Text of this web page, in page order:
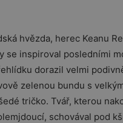
hvězda, herec Keanu
se inspiroval posledními
dorazil velmi
zelenou bundu s
tričko. Tvář, kterou
schovával pod